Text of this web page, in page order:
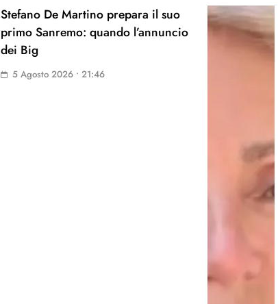
Stefano De Martino prepara il suo
primo Sanremo: quando l’annuncio
dei Big
5 Agosto 2026 • 21:46